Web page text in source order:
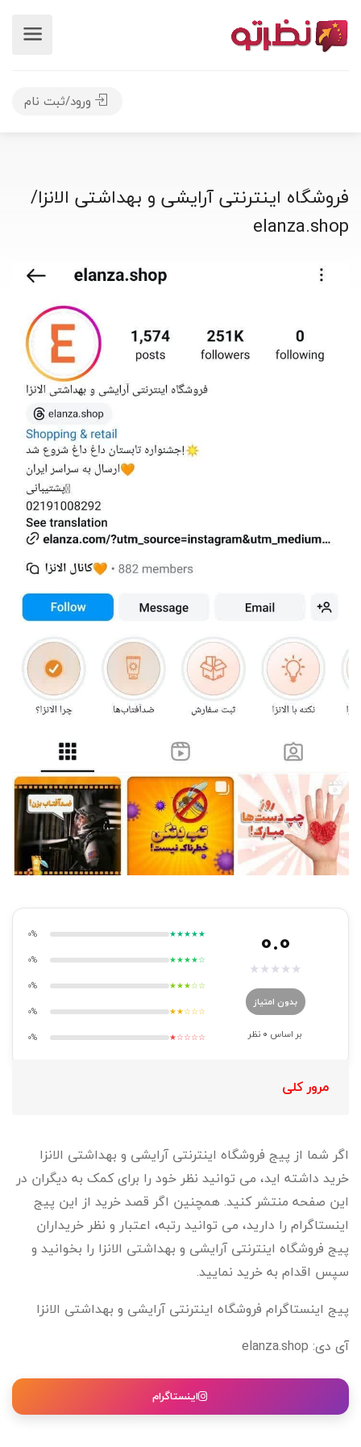
ورود/ثبت نام
فروشگاه اینترنتی آرایشی و بهداشتی الانزا/
elanza.shop
0.0
★
★
★
★
★
بدون امتیاز
بر اساس 0 نظر
★★★★★
0%
★★★★☆
0%
★★★☆☆
0%
★★☆☆☆
0%
★☆☆☆☆
0%
مرور کلی
اگر شما از پیج فروشگاه اینترنتی آرایشی و بهداشتی الانزا
خرید داشته اید، می توانید نظر خود را برای کمک به دیگران در
این صفحه منتشر کنید. همچنین اگر قصد خرید از این پیج
اینستاگرام را دارید، می توانید رتبه، اعتبار و نظر خریداران
پیج فروشگاه اینترنتی آرایشی و بهداشتی الانزا را بخوانید و
سپس اقدام به خرید نمایید.
پیج اینستاگرام فروشگاه اینترنتی آرایشی و بهداشتی الانزا
آی دی: elanza.shop
اینستاگرام